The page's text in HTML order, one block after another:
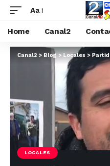
Aa
Home Canal2
Canal2 > Blog>Locales > Partido
LOCALES